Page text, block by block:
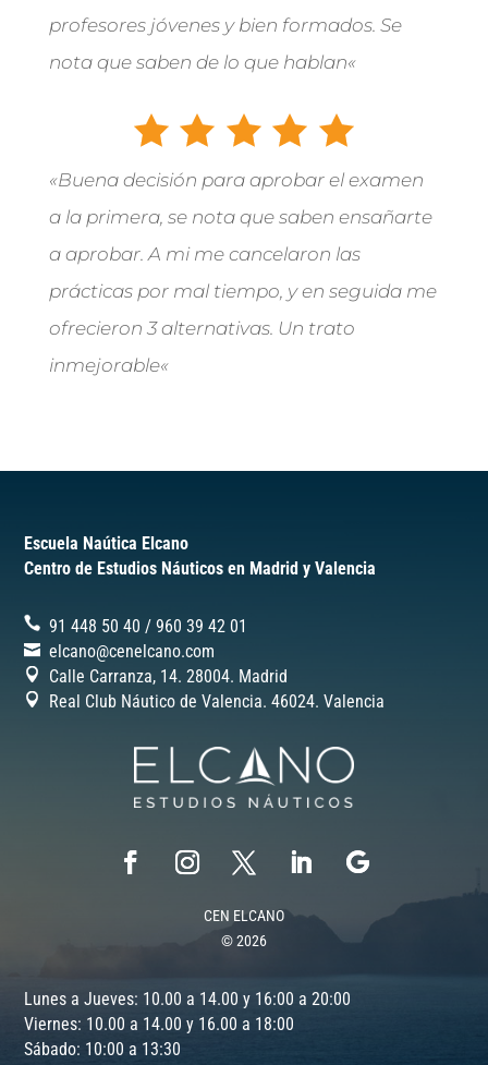
profesores jóvenes y bien formados. Se
nota que saben de lo que hablan«
«Buena decisión para aprobar el examen
a la primera, se nota que saben ensañarte
a aprobar. A mi me cancelaron las
prácticas por mal tiempo, y en seguida me
ofrecieron 3 alternativas. Un trato
inmejorable«
Escuela Naútica Elcano
Centro de Estudios Náuticos en Madrid y Valencia
91 448 50 40 /‎960 39 42 01
elcano@cenelcano.com
Calle Carranza, 14. 28004. Madrid
Real Club Náutico de Valencia. 46024. Valencia
CEN ELCANO
© 2026
Lunes a Jueves: 10.00 a 14.00 y 16:00 a 20:00
Viernes: 10.00 a 14.00 y 16.00 a 18:00
Sábado: 10:00 a 13:30